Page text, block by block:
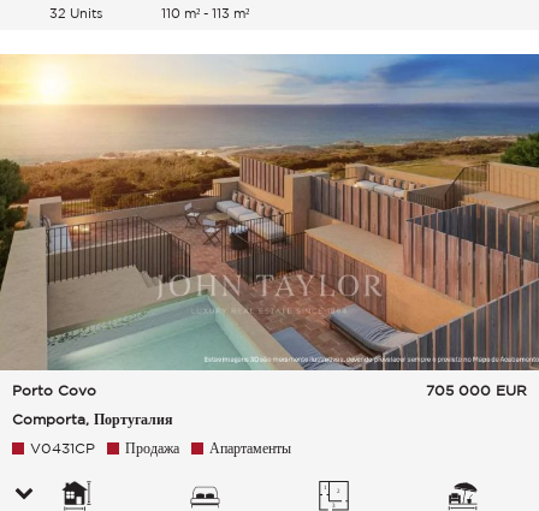
32 Units 110 m² - 113 m²
Porto Covo
Comporta, Португалия
705 000 EUR
V0431CP Продажа Апартаменты